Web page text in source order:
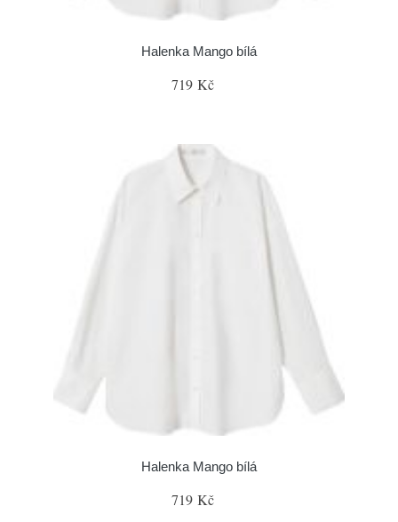
Halenka Mango bílá
719 Kč
Halenka Mango bílá
719 Kč